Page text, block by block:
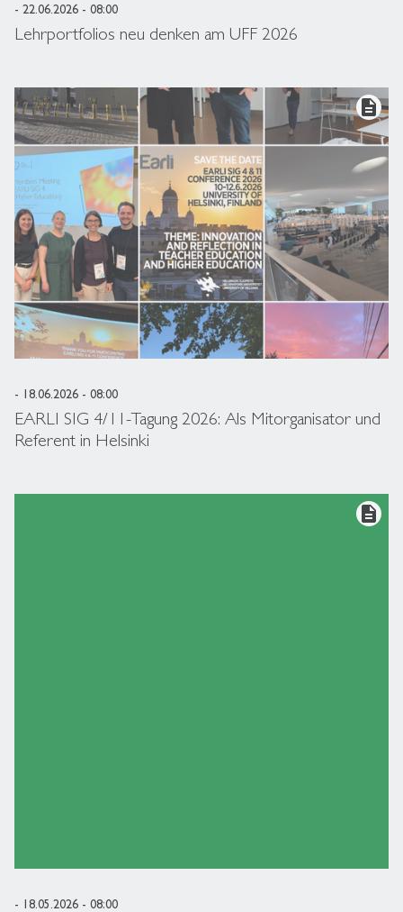
- 22.06.2026 - 08:00
Lehrportfolios neu denken am UFF 2026
description
- 18.06.2026 - 08:00
EARLI SIG 4/11-Tagung 2026: Als Mitorganisator und
Referent in Helsinki
description
- 18.05.2026 - 08:00